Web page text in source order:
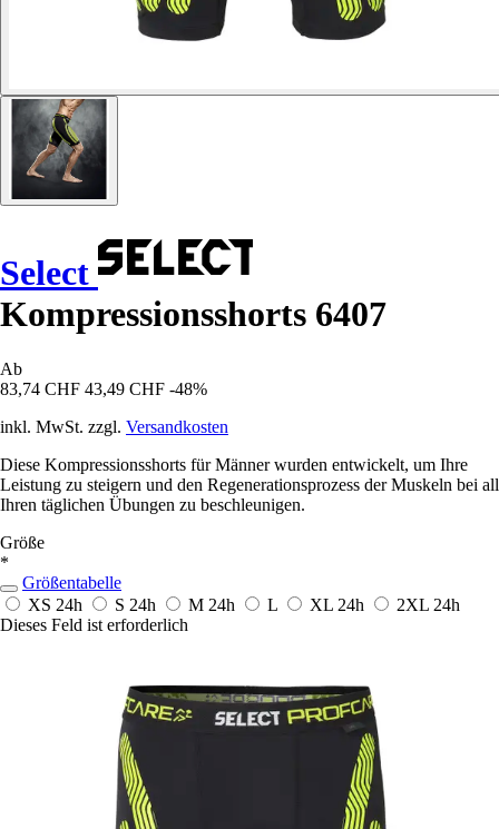
Select
Kompressionsshorts 6407
Ab
83,74 CHF 43,49 CHF -48%
inkl. MwSt. zzgl. Versandkosten
Diese Kompressionsshorts für Männer wurden entwickelt, um Ihre
Leistung zu steigern und den Regenerationsprozess der Muskeln bei all
Ihren täglichen Übungen zu beschleunigen.
Größe
*
Größentabelle
XS 24h S 24h M 24h L XL 24h 2XL 24h
Dieses Feld ist erforderlich